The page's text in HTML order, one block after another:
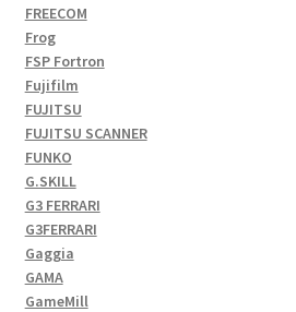
FREECOM
Frog
FSP Fortron
Fujifilm
FUJITSU
FUJITSU SCANNER
FUNKO
G.SKILL
G3 FERRARI
G3FERRARI
Gaggia
GAMA
GameMill